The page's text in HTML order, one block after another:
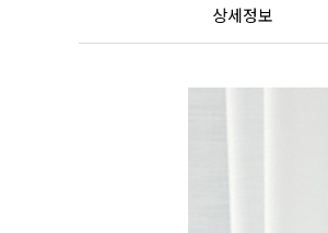
상세정보